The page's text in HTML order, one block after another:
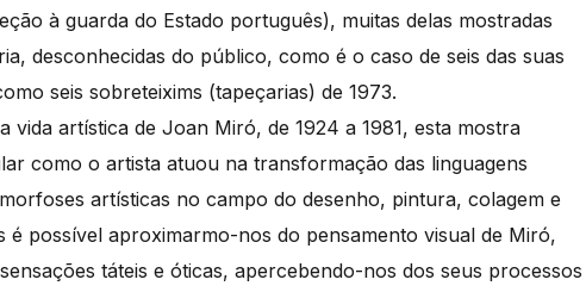
à guarda do Estado português), muitas delas mostradas
desconhecidas do público, como é o caso de seis das suas
seis sobreteixims (tapeçarias) de 1973.
vida artística de Joan Miró, de 1924 a 1981, esta mostra
como o artista atuou na transformação das linguagens
artísticas no campo do desenho, pintura, colagem e
é possível aproximarmo-nos do pensamento visual de Miró,
táteis e óticas, apercebendo-nos dos seus processos